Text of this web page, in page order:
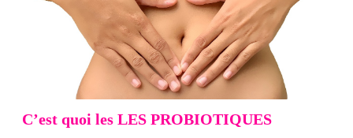
C’est quoi les LES PROBIOTIQUES